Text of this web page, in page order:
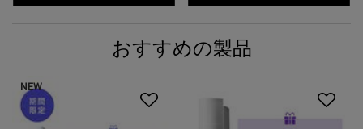
おすすめの製品
NEW